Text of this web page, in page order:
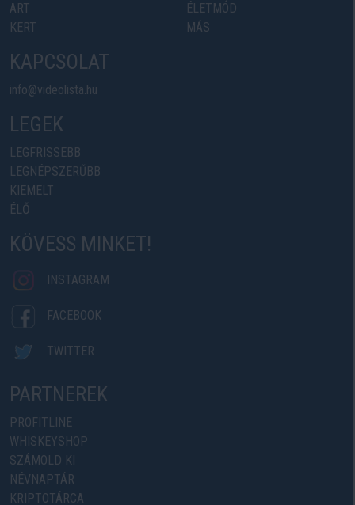
ART
KERT
ÉLETMÓD
MÁS
KAPCSOLAT
info@videolista.hu
LEGEK
LEGFRISSEBB
LEGNÉPSZERŰBB
KIEMELT
ÉLŐ
KÖVESS MINKET!
INSTAGRAM
FACEBOOK
TWITTER
PARTNEREK
PROFITLINE
WHISKEYSHOP
SZÁMOLD KI
NÉVNAPTÁR
KRIPTOTÁRCA